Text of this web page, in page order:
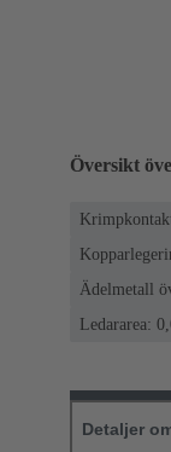
Översikt
Ädelmetall
Ledararea:
Detaljer